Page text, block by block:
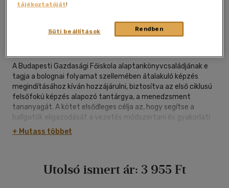
Perfekt Zrt|2006|magyar nyelvű|cérnafűzött,
A Budapesti Gazdasági Főiskola alaptankönyvcsaládjának e
tagja a bolognai folyamat szellemében átalakuló képzés
megindításához kíván hozzájárulni, biztosítva az első ciklusú
felsőfokú képzés alapozó tantárgya, a menedzsment
tananyagát. A kötet elsődleges célja az, hogy segítse a
hallgatók eligazodását a vezetés módszertani és gyakorlati
kérdéseiben, amelyekkel a munka világában szembesülhetnek
- akár mint beosztottak, akár mint leendő vezetők. A mű
stílusokat és a vezető legfontosabb képességeit. Kifejti a
+ Mutass többet
Utolsó ismert ár: 3 955 Ft
tájékoztatóját!
Rendben
Süti beállítások